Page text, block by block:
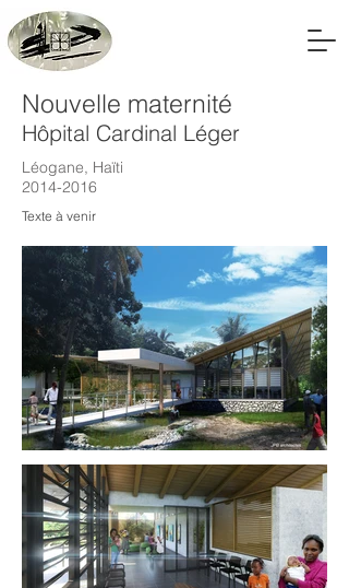
Nouvelle maternité
Hôpital Cardinal Léger
Léogane, Haïti
2014-2016
Texte à venir